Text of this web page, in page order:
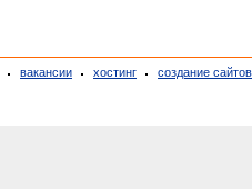
вакансии хостинг создание сайтов